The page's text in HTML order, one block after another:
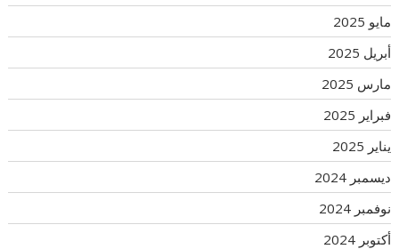
مايو 2025
أبريل 2025
مارس 2025
فبراير 2025
يناير 2025
ديسمبر 2024
نوفمبر 2024
أكتوبر 2024